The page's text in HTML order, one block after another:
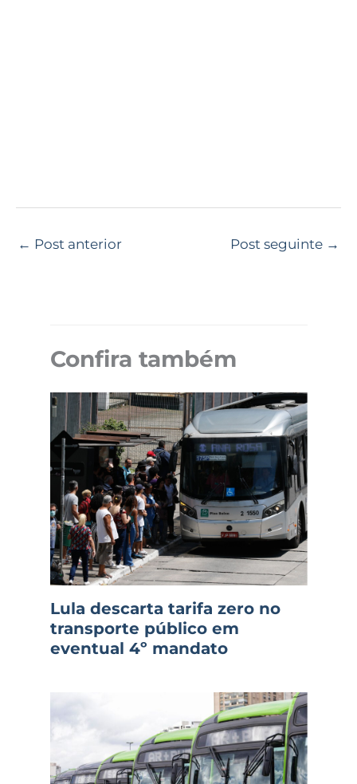
← Post anterior Post seguinte →
Confira também
Lula descarta tarifa zero no
transporte público em
eventual 4º mandato